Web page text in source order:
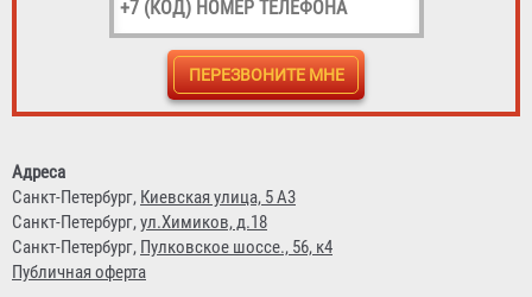
Оповещатель звуковой ТОН-1С-24
Договорная
Адреса
Санкт-Петербург, Киевская улица, 5 А3
Санкт-Петербург,ул.Химиков, д.18
Санкт-Петербург, Пулковское шоссе., 56, к4
Публичная оферта